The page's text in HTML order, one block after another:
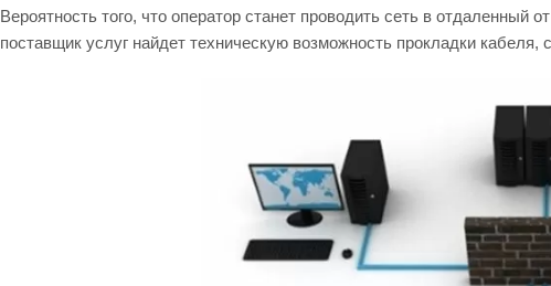
Вероятность того, что оператор станет проводить сеть в отдаленный
поставщик услуг найдет техническую возможность прокладки кабеля,